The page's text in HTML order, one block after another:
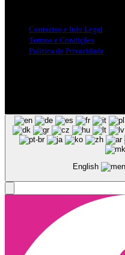
Contactos e Info Legal
Termos e Condições
Politica de Privacidade
English